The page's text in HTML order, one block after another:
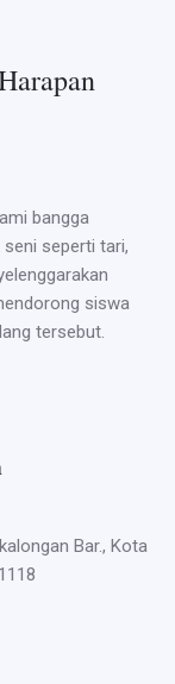
bangga
seperti tari,
siswa
tersebut.
Bar., Kota